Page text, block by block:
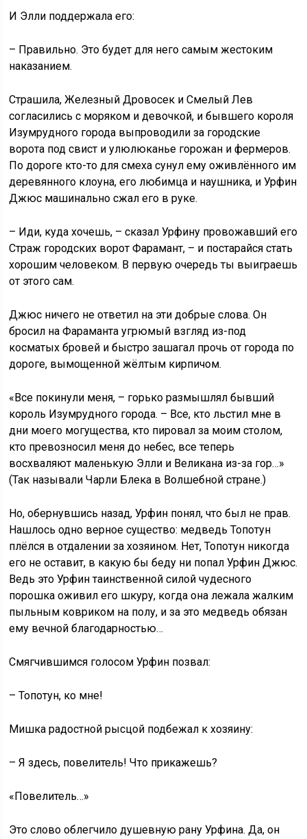
И Элли поддержала его:
– Правильно. Это будет для него самым жестоким
наказанием.
Страшила, Железный Дровосек и Смелый Лев
согласились с моряком и девочкой, и бывшего короля
Изумрудного города выпроводили за городские
ворота под свист и улюлюканье горожан и фермеров.
По дороге кто-то для смеха сунул ему оживлённого им
деревянного клоуна, его любимца и наушника, и Урфин
Джюс машинально сжал его в руке.
– Иди, куда хочешь, – сказал Урфину провожавший его
Страж городских ворот Фарамант, – и постарайся стать
хорошим человеком. В первую очередь ты выиграешь
от этого сам.
Джюс ничего не ответил на эти добрые слова. Он
бросил на Фараманта угрюмый взгляд из-под
косматых бровей и быстро зашагал прочь от города по
дороге, вымощенной жёлтым кирпичом.
«Все покинули меня, – горько размышлял бывший
король Изумрудного города. – Все, кто льстил мне в
дни моего могущества, кто пировал за моим столом,
кто превозносил меня до небес, все теперь
восхваляют маленькую Элли и Великана из-за гор…»
(Так называли Чарли Блека в Волшебной стране.)
Но, обернувшись назад, Урфин понял, что был не прав.
Нашлось одно верное существо: медведь Топотун
плёлся в отдалении за хозяином. Нет, Топотун никогда
его не оставит, в какую бы беду ни попал Урфин Джюс.
Ведь это Урфин таинственной силой чудесного
порошка оживил его шкуру, когда она лежала жалким
пыльным ковриком на полу, и за это медведь обязан
ему вечной благодарностью…
Смягчившимся голосом Урфин позвал:
– Топотун, ко мне!
Мишка радостной рысцой подбежал к хозяину:
– Я здесь, повелитель! Что прикажешь?
«Повелитель…»
Это слово облегчило душевную рану Урфина. Да, он